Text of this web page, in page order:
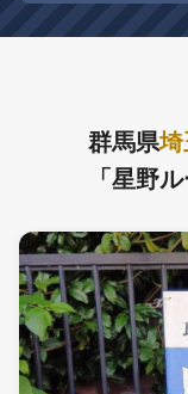
群馬県埼
「星野